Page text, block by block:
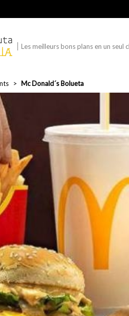
Les meilleurs bons plans en un seul
Mc Donald´s Bolueta